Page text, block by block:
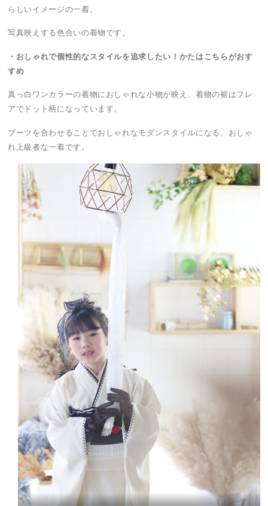
らしいイメージの一着。
写真映えする色合いの着物です。
・おしゃれで個性的なスタイルを追求したい！かたはこちらがおす
すめ
真っ白ワンカラーの着物におしゃれな小物が映え、着物の裾はフレ
アでドット柄になっています。
ブーツを合わせることでおしゃれなモダンスタイルになる、おしゃ
れ上級者な一着です。